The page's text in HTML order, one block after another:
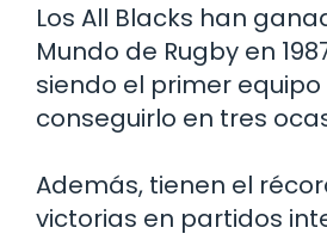
Los All Blacks han
Mundo de Rugby en
siendo el primer equipo
conseguirlo en tres
Además, tienen el
victorias en partidos